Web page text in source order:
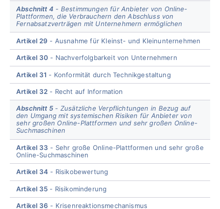
Abschnitt 4
Bestimmungen für Anbieter von Online-
Plattformen, die Verbrauchern den Abschluss von
Fernabsatzverträgen mit Unternehmern ermöglichen
Artikel 29 Ausnahme für Kleinst- und Kleinunternehmen
Artikel 30 Nachverfolgbarkeit von Unternehmern
Artikel 31 Konformität durch Technikgestaltung
Artikel 32 Recht auf Information
Abschnitt 5
Zusätzliche Verpflichtungen in Bezug auf
den Umgang mit systemischen Risiken für Anbieter von
sehr großen Online-Plattformen und sehr großen Online-
Suchmaschinen
Artikel 33
Sehr große Online-Plattformen und sehr große
Online-Suchmaschinen
Artikel 34 Risikobewertung
Artikel 35 Risikominderung
Artikel 36 Krisenreaktionsmechanismus